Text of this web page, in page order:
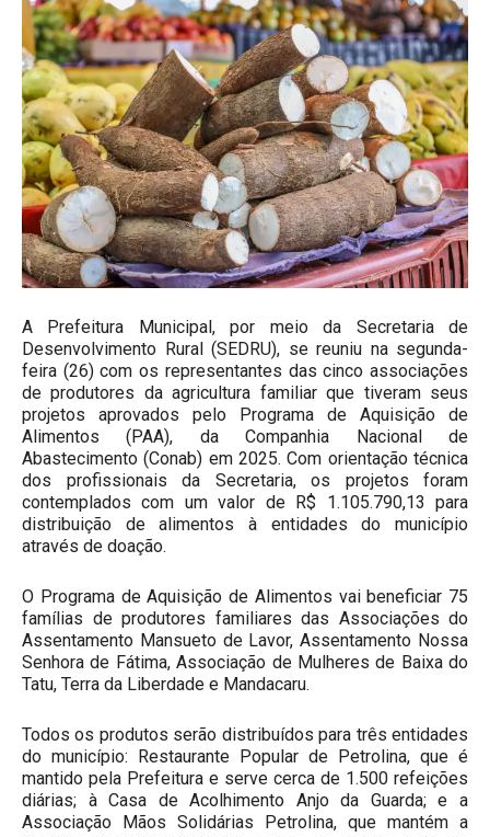
A Prefeitura Municipal, por meio da Secretaria de
Desenvolvimento Rural (SEDRU), se reuniu na segunda-
feira (26) com os representantes das cinco associações
de produtores da agricultura familiar que tiveram seus
projetos aprovados pelo Programa de Aquisição de
Alimentos (PAA), da Companhia Nacional de
Abastecimento (Conab) em 2025. Com orientação técnica
dos profissionais da Secretaria, os projetos foram
contemplados com um valor de R$ 1.105.790,13 para
distribuição de alimentos à entidades do município
através de doação.
O Programa de Aquisição de Alimentos vai beneficiar 75
famílias de produtores familiares das Associações do
Assentamento Mansueto de Lavor, Assentamento Nossa
Senhora de Fátima, Associação de Mulheres de Baixa do
Tatu, Terra da Liberdade e Mandacaru.
Todos os produtos serão distribuídos para três entidades
do município: Restaurante Popular de Petrolina, que é
mantido pela Prefeitura e serve cerca de 1.500 refeições
diárias; à Casa de Acolhimento Anjo da Guarda; e a
Associação Mãos Solidárias Petrolina, que mantém a